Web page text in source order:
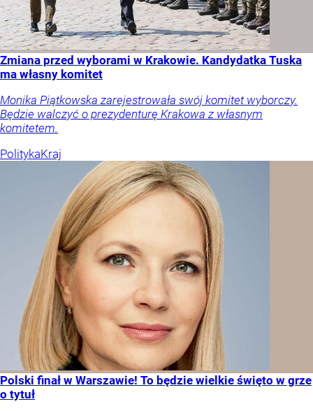
Zmiana przed wyborami w Krakowie. Kandydatka Tuska
ma własny komitet
Monika Piątkowska zarejestrowała swój komitet wyborczy.
Będzie walczyć o prezydenturę Krakowa z własnym
komitetem.
PolitykaKraj
Polski finał w Warszawie! To będzie wielkie święto w grze
o tytuł